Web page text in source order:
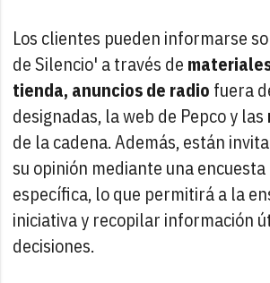
Los clientes pueden informarse
de Silencio' a través de
tienda, anuncios de radio fuera
designadas, la web de Pepco y las
de la cadena. Además, están
su opinión mediante una
específica, lo que permitirá a la
iniciativa y recopilar información
decisiones.